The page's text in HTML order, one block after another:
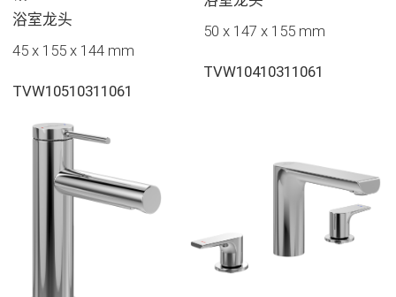
浴室龙头
45 x 155 x 144 mm
TVW10510311061
50 x 147 x 155 mm
TVW10410311061